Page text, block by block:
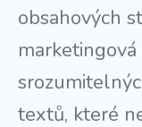
obsahových
textů, které